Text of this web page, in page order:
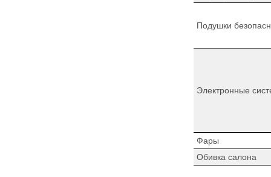
Подушки
Электронные
Фары
Обивка салона